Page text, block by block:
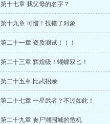
第十七章 我父母的名字？
第十九章 可惜！找错了对象
第二十一章 资质测试！！！
第二十三章 辉煌级！蝴蝶双匕！
第二十五章 比武招亲
第二十七章 一星武者？不过如此！
第二十九章 丧尸潮围城的危机